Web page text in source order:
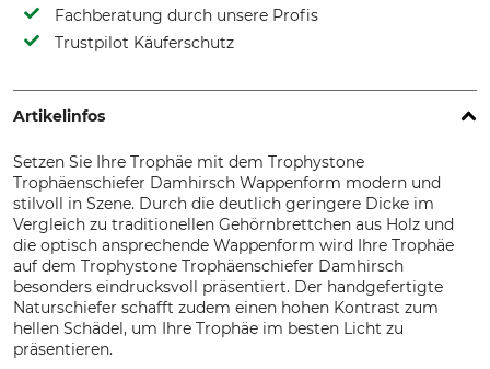
Fachberatung durch unsere Profis
Trustpilot Käuferschutz
Artikelinfos
Setzen Sie Ihre Trophäe mit dem Trophystone
Trophäenschiefer Damhirsch Wappenform modern und
stilvoll in Szene. Durch die deutlich geringere Dicke im
Vergleich zu traditionellen Gehörnbrettchen aus Holz und
die optisch ansprechende Wappenform wird Ihre Trophäe
auf dem Trophystone Trophäenschiefer Damhirsch
besonders eindrucksvoll präsentiert. Der handgefertigte
Naturschiefer schafft zudem einen hohen Kontrast zum
hellen Schädel, um Ihre Trophäe im besten Licht zu
präsentieren.